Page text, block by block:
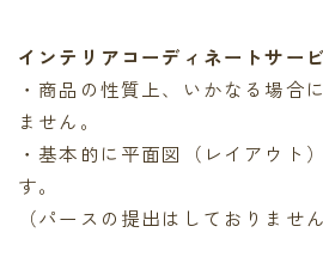
インテリアコーディネートサー
・商品の性質上、いかなる場合
ません。
・基本的に平面図（レイアウト
す。
（パースの提出はしておりません